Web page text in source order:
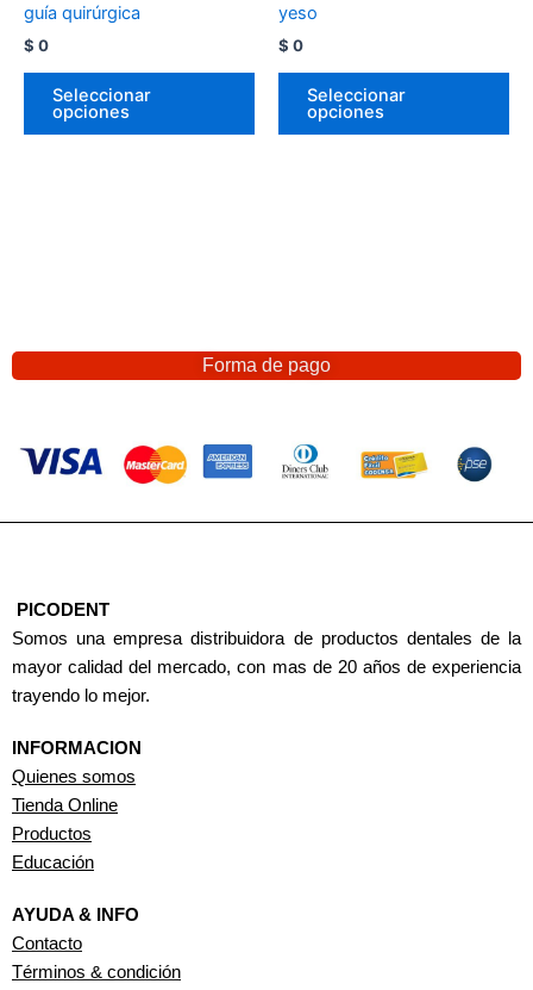
guía quirúrgica
$ 0
Seleccionar
opciones
yeso
$ 0
Seleccionar
opciones
Forma de pago
PICODENT
Somos una empresa distribuidora de productos dentales de la
mayor calidad del mercado, con mas de 20 años de experiencia
trayendo lo mejor.
INFORMACION
Quienes somos
Tienda Online
Productos
Educación
AYUDA & INFO
Contacto
Términos & condición